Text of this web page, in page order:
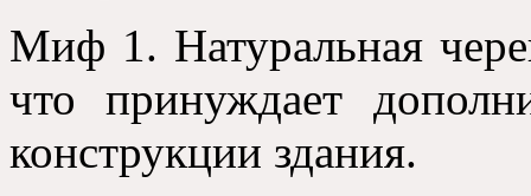
Миф 1. Натуральная
что принуждает
конструкции здания.